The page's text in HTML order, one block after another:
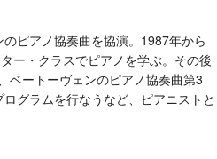
ピアノ協奏曲を協演。1987年から
ー・クラスでピアノを学ぶ。その後
ベートーヴェンのピアノ協奏曲第3
グラムを行なうなど、ピアニストと